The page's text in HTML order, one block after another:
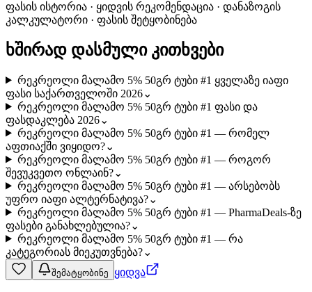
ფასის ისტორია · ყიდვის რეკომენდაცია · დანაზოგის
კალკულატორი · ფასის შეტყობინება
ხშირად დასმული კითხვები
რეკრეოლი მალამო 5% 50გრ ტუბი #1 ყველაზე იაფი
ფასი საქართველოში 2026⌄
რეკრეოლი მალამო 5% 50გრ ტუბი #1 ფასი და
ფასდაკლება 2026⌄
რეკრეოლი მალამო 5% 50გრ ტუბი #1 — რომელ
აფთიაქში ვიყიდო?⌄
რეკრეოლი მალამო 5% 50გრ ტუბი #1 — როგორ
შევუკვეთო ონლაინ?⌄
რეკრეოლი მალამო 5% 50გრ ტუბი #1 — არსებობს
უფრო იაფი ალტერნატივა?⌄
რეკრეოლი მალამო 5% 50გრ ტუბი #1 — PharmaDeals-ზე
ფასები განახლებულია?⌄
რეკრეოლი მალამო 5% 50გრ ტუბი #1 — რა
კატეგორიას მიეკუთვნება?⌄
შემატყობინე ყიდვა